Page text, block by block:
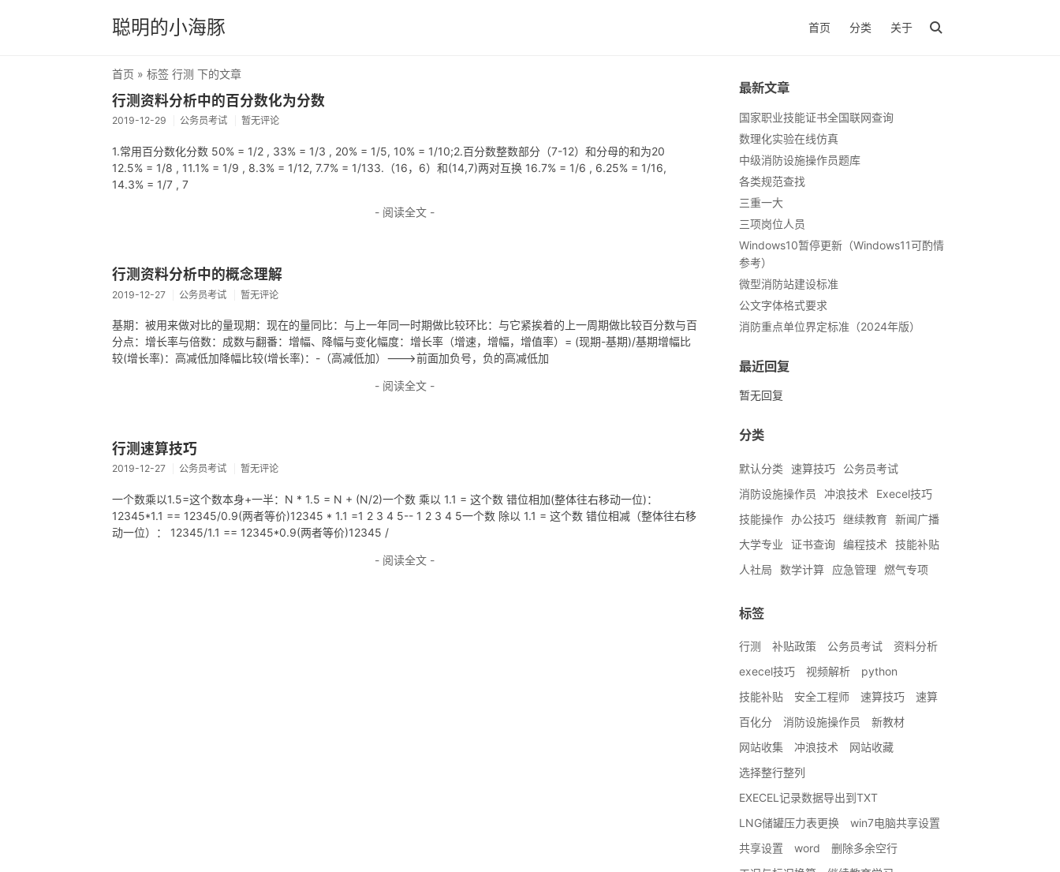
聪明的小海豚 首页 分类 关于
首页 » 标签 行测 下的文章
行测资料分析中的百分数化为分数
2019-12-29 公务员考试 暂无评论
1.常用百分数化分数 50% = 1/2 , 33% = 1/3 , 20% = 1/5, 10% = 1/10;2.百分数整数部分（7-12）和分母的和为20
12.5% = 1/8 , 11.1% = 1/9 , 8.3% = 1/12, 7.7% = 1/133.（16，6）和(14,7)两对互换 16.7% = 1/6 , 6.25% = 1/16,
14.3% = 1/7 , 7
- 阅读全文 -
行测资料分析中的概念理解
2019-12-27 公务员考试 暂无评论
基期：被用来做对比的量现期：现在的量同比：与上一年同一时期做比较环比：与它紧挨着的上一周期做比较百分数与百
分点：增长率与倍数：成数与翻番：增幅、降幅与变化幅度：增长率（增速，增幅，增值率）= (现期-基期)/基期增幅比
较(增长率)：高减低加降幅比较(增长率)：-（高减低加）--->前面加负号，负的高减低加
- 阅读全文 -
行测速算技巧
2019-12-27 公务员考试 暂无评论
一个数乘以1.5=这个数本身+一半：N * 1.5 = N + (N/2)一个数 乘以 1.1 = 这个数 错位相加(整体往右移动一位)：
12345*1.1 == 12345/0.9(两者等价)12345 * 1.1 =1 2 3 4 5-- 1 2 3 4 5一个数 除以 1.1 = 这个数 错位相减（整体往右移
动一位）： 12345/1.1 == 12345*0.9(两者等价)12345 /
- 阅读全文 -
最新文章
国家职业技能证书全国联网查询
数理化实验在线仿真
中级消防设施操作员题库
各类规范查找
三重一大
三项岗位人员
Windows10暂停更新（Windows11可酌情
参考）
微型消防站建设标准
公文字体格式要求
消防重点单位界定标准（2024年版）
最近回复
暂无回复
分类
默认分类 速算技巧
公务员考试
消防设施操作员
冲浪技术
Execel技巧
技能操作 办公技巧 继续教育 新闻广播
大学专业
证书查询 编程技术
技能补贴
人社局
数学计算 应急管理 燃气专项
标签
行测 补贴政策 公务员考试
资料分析
execel技巧
视频解析
python
技能补贴
安全工程师 速算技巧
速算
百化分
消防设施操作员
新教材
网站收集
冲浪技术
网站收藏
选择整行整列
EXECEL记录数据导出到TXT
LNG储罐压力表更换
win7电脑共享设置
共享设置
word
删除多余空行